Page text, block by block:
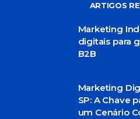
ARTIGOS
Marketing
digitais para
B2B
Marketing
SP: A Chave
um Cenário